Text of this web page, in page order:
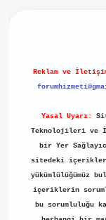
Reklam ve
Yasal Uyarı:
Teknolojileri ve
bir Yer
sitedeki içerikleri
yükümlülüğümüz
içeriklerin
bu sorumluluğu